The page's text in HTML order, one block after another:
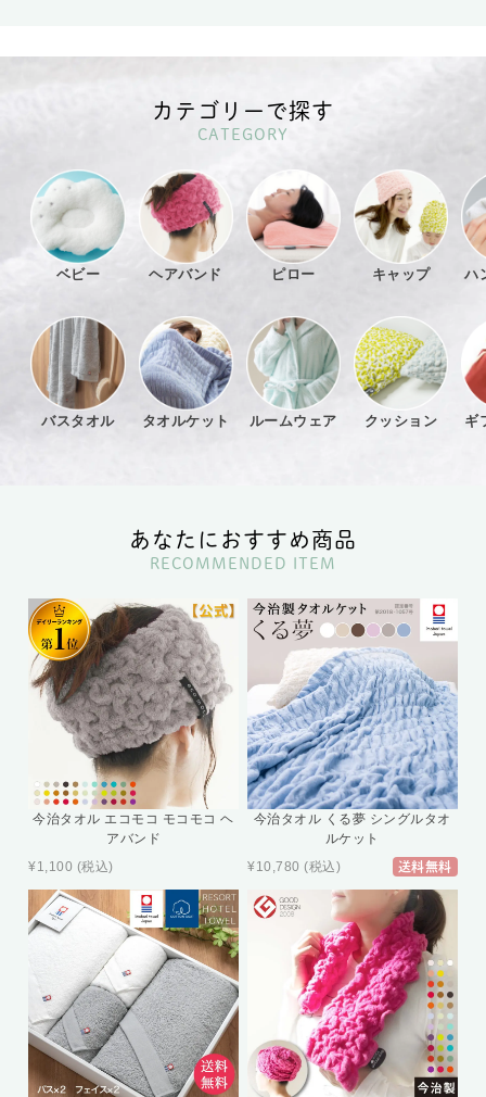
カテゴリーで探す
CATEGORY
ベビー ヘアバンド ピロー キャップ ハ
バスタオル タオルケット ルームウェア クッション ギ
あなたにおすすめ商品
RECOMMENDED ITEM
今治タオル エコモコ モコモコ ヘ
アバンド
¥1,100 (税込)
今治タオル くる夢 シングルタオ
ルケット
¥10,780(税込) 送料無料